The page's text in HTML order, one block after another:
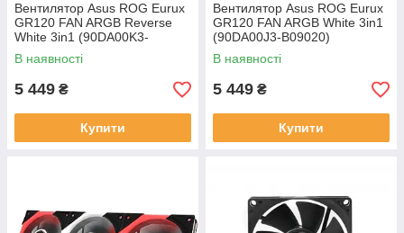
Вентилятор Asus ROG Eurux
GR120 FAN ARGB Reverse
White 3in1 (90DA00K3-
B09020)
В наявності
5 449 ₴
Купити
Вентилятор Asus ROG Eurux
GR120 FAN ARGB White 3in1
(90DA00J3-B09020)
В наявності
5 449 ₴
Купити